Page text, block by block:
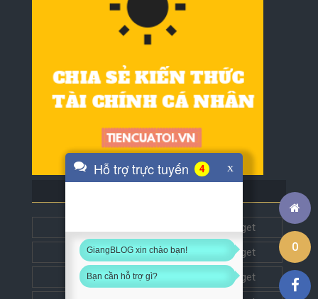
0
Get this widget
Đặt liên kết
Get this widget
Đặt liên kết
Get this widget
Hỗ trợ trực tuyến 4 x
GiangBLOG xin chào bạn!
Bạn cần hỗ trợ gì?